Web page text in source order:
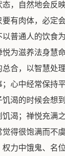
态，自然地会反
有肉体，必定
普通人的饮食
悦为滋养法身慧
合，以智慧处
心中经常保持
饥渴的时候会想
渴；禅悦充满
得很饱满而不
权力中饿鬼、名